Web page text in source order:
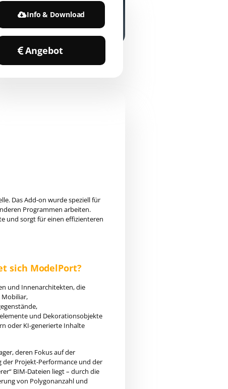
Info & Download
Angebot
Das Add-on wurde speziell für
Programmen arbeiten.
und sorgt für einen effizienteren
sich ModelPort?
und Innenarchitekten, die
Mobiliar,
und Dekorationsobjekte
oder KI-generierte Inhalte
deren Fokus auf der
der Projekt-Performance und der
BIM-Dateien liegt – durch die
von Polygonanzahl und